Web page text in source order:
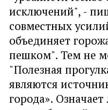
исключений", -
совместных
объединяет
пешком". Тем не
"Полезная
являются
города».